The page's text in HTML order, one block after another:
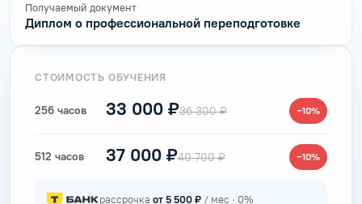
Получаемый документ
Диплом о профессиональной переподготовке
СТОИМОСТЬ ОБУЧЕНИЯ
256 часов 33 000 ₽36 300 ₽ −10%
512 часов 37 000 ₽40 700 ₽ −10%
рассрочка от 5 500 ₽ / мес · 0%